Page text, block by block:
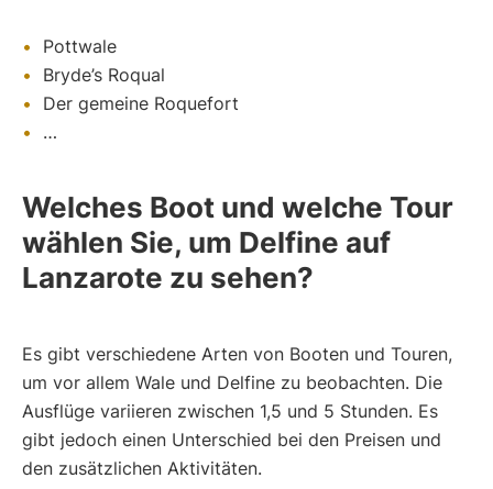
Pottwale
Bryde’s Roqual
Der gemeine Roquefort
…
Welches Boot und welche Tour
wählen Sie, um Delfine auf
Lanzarote zu sehen?
Es gibt verschiedene Arten von Booten und Touren,
um vor allem Wale und Delfine zu beobachten. Die
Ausflüge variieren zwischen 1,5 und 5 Stunden. Es
gibt jedoch einen Unterschied bei den Preisen und
den zusätzlichen Aktivitäten.